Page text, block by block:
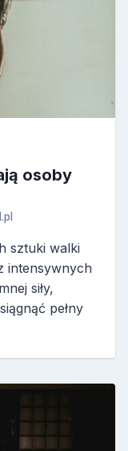
osoby
sztuki walki
intensywnych
siły,
pełny